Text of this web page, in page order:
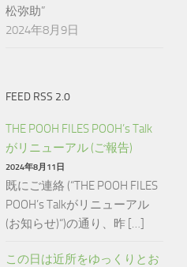
松弥助”
2024年8月9日
FEED RSS 2.0
THE POOH FILES POOH’s Talk
がリニューアル (ご報告)
2024年8月11日
既にご連絡 (“THE POOH FILES
POOH’s Talkがリニューアル
(お知らせ)“)の通り、昨 […]
この日は近所をゆっくりとお